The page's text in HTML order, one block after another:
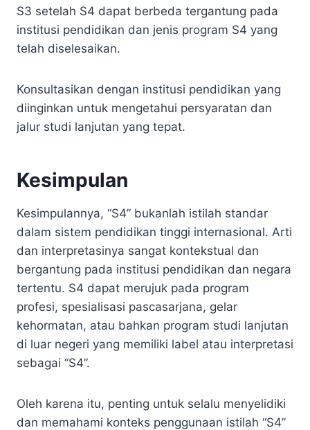
S3 setelah S4 dapat berbeda tergantung pada
institusi pendidikan dan jenis program S4 yang
telah diselesaikan.
Konsultasikan dengan institusi pendidikan yang
diinginkan untuk mengetahui persyaratan dan
jalur studi lanjutan yang tepat.
Kesimpulan
Kesimpulannya, “S4” bukanlah istilah standar
dalam sistem pendidikan tinggi internasional. Arti
dan interpretasinya sangat kontekstual dan
bergantung pada institusi pendidikan dan negara
tertentu. S4 dapat merujuk pada program
profesi, spesialisasi pascasarjana, gelar
kehormatan, atau bahkan program studi lanjutan
di luar negeri yang memiliki label atau interpretasi
sebagai “S4”.
Oleh karena itu, penting untuk selalu menyelidiki
dan memahami konteks penggunaan istilah “S4”